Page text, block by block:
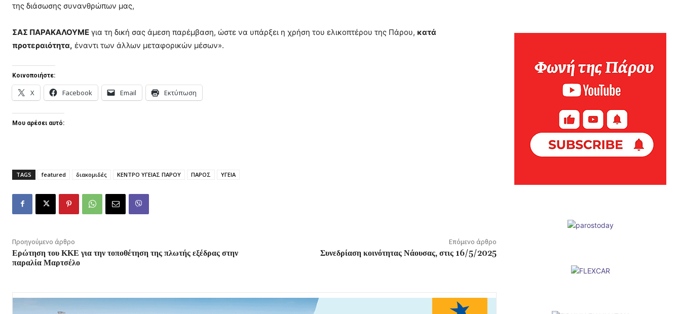
της διάσωσης συνανθρώπων μας,
ΣΑΣ ΠΑΡΑΚΑΛΟΥΜΕ για τη δική σας άμεση παρέμβαση, ώστε να υπάρξει η χρήση του ελικοπτέρου της Πάρου, κατά
προτεραιότητα, έναντι των άλλων μεταφορικών μέσων».
Κοινοποιήστε:
X Facebook Email Εκτύπωση
Μου αρέσει αυτό:
TAGS featured διακομιδές ΚΕΝΤΡΟ ΥΓΕΙΑΣ ΠΑΡΟΥ ΠΑΡΟΣ ΥΓΕΙΑ
Προηγούμενο άρθρο
Ερώτηση του ΚΚΕ για την τοποθέτηση της πλωτής εξέδρας στην
παραλία Μαρτσέλο
Επόμενο άρθρο
Συνεδρίαση κοινότητας Νάουσας, στις 16/5/2025